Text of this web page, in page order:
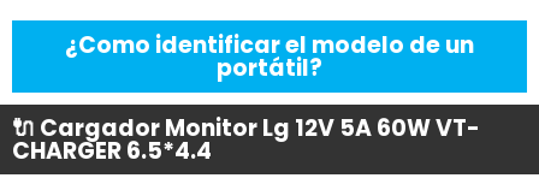
¿Como identificar el modelo de un
portátil?
🔌 Cargador Monitor Lg 12V 5A 60W VT-
CHARGER 6.5*4.4